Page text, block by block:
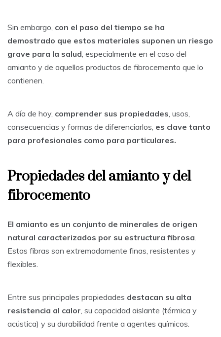
Sin embargo, con el paso del tiempo se ha
demostrado que estos materiales suponen un riesgo
grave para la salud, especialmente en el caso del
amianto y de aquellos productos de fibrocemento que lo
contienen.
A día de hoy, comprender sus propiedades, usos,
consecuencias y formas de diferenciarlos, es clave tanto
para profesionales como para particulares.
Propiedades del amianto y del
fibrocemento
El amianto es un conjunto de minerales de origen
natural caracterizados por su estructura fibrosa.
Estas fibras son extremadamente finas, resistentes y
flexibles.
Entre sus principales propiedades destacan su alta
resistencia al calor, su capacidad aislante (térmica y
acústica) y su durabilidad frente a agentes químicos.